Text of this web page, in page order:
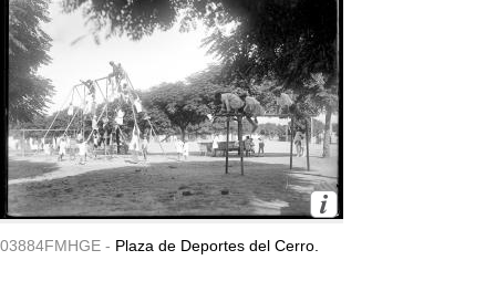
03884FMHGE - Plaza de Deportes del Cerro.